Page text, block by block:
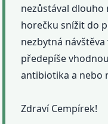
nezůstával dlouho
horečku snížit do
nezbytná
předepíše
antibiotika a nebo
Zdraví Cempírek!